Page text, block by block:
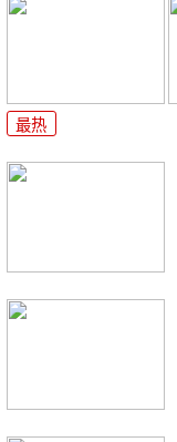
最热